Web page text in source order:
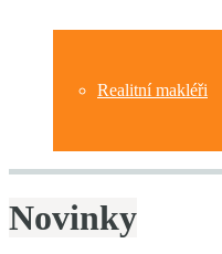
Realitní makléři
Novinky